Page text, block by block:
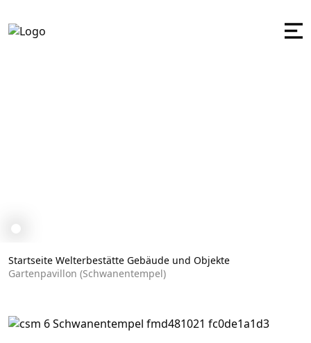
Garten­­pavillon
Startseite Welterbestätte Gebäude und Objekte
Garten­­pavillon (Schwanen­­tempel)